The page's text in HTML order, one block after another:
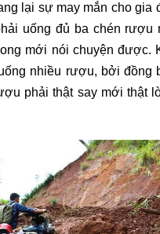
lại sự may mắn cho gia
uống đủ ba chén rượu
mới nói chuyện được.
nhiều rượu, bởi đồng
phải thật say mới thật